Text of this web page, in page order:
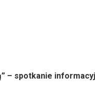
– spotkanie